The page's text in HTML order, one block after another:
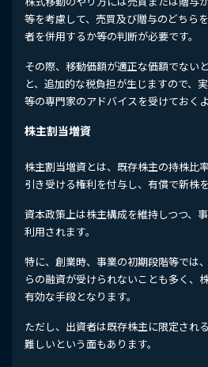
等を考慮して、売買及び贈与のどちら
者を併用するか等の判断が必要です。
その際、移動価額が適正な価額でない
と、追加的な税負担が生じますので、
等の専門家のアドバイスを受けておく
株主割当増資
株主割当増資とは、既存株主の持株比
引き受ける権利を付与し、有償で新株
資本政策上は株主構成を維持しつつ、
利用されます。
特に、創業時、事業の初期段階等では
らの融資が受けられないことも多く、
有効な手段となります。
ただし、出資者は既存株主に限定され
難しいという面もあります。